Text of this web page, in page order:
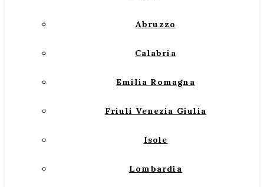
Abruzzo
Calabria
Emilia Romagna
Friuli Venezia Giulia
Isole
Lombardia